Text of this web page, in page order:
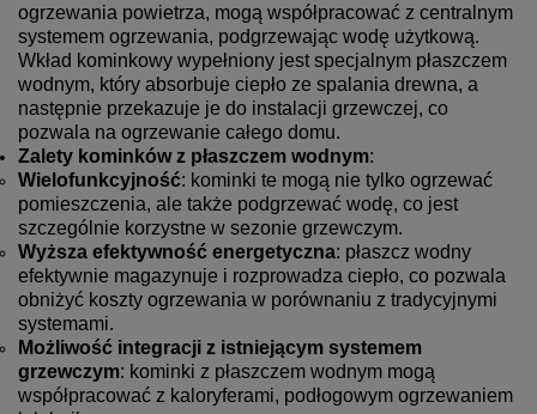
ogrzewania powietrza, mogą współpracować z centralnym
systemem ogrzewania, podgrzewając wodę użytkową.
Wkład kominkowy wypełniony jest specjalnym płaszczem
wodnym, który absorbuje ciepło ze spalania drewna, a
następnie przekazuje je do instalacji grzewczej, co
pozwala na ogrzewanie całego domu.
Zalety kominków z płaszczem wodnym:
Wielofunkcyjność: kominki te mogą nie tylko ogrzewać
pomieszczenia, ale także podgrzewać wodę, co jest
szczególnie korzystne w sezonie grzewczym.
Wyższa efektywność energetyczna: płaszcz wodny
efektywnie magazynuje i rozprowadza ciepło, co pozwala
obniżyć koszty ogrzewania w porównaniu z tradycyjnymi
systemami.
Możliwość integracji z istniejącym systemem
grzewczym: kominki z płaszczem wodnym mogą
współpracować z kaloryferami, podłogowym ogrzewaniem